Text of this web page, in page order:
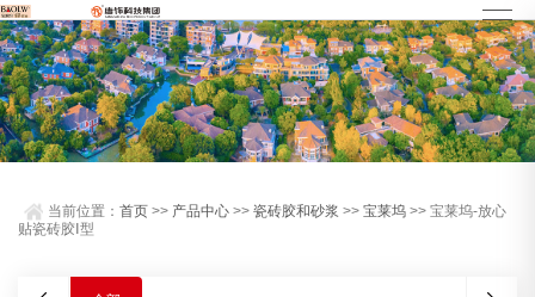
当前位置：首页 >> 产品中心 >>瓷砖胶和砂浆 >>宝莱坞 >> 宝莱坞-放心
贴瓷砖胶Ⅰ型